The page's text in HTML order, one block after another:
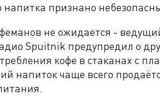
признано
не ожидается -
Spuitnik предупредил о
кофе в стаканах с
напиток чаще всего